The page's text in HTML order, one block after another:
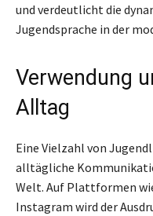
und verdeutlicht die
Jugendsprache in der
Verwendung
Alltag
Eine Vielzahl von
alltägliche
Welt. Auf Plattformen
Instagram wird der